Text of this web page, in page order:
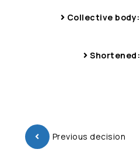
Collective body:
Shortened:
Previous decision